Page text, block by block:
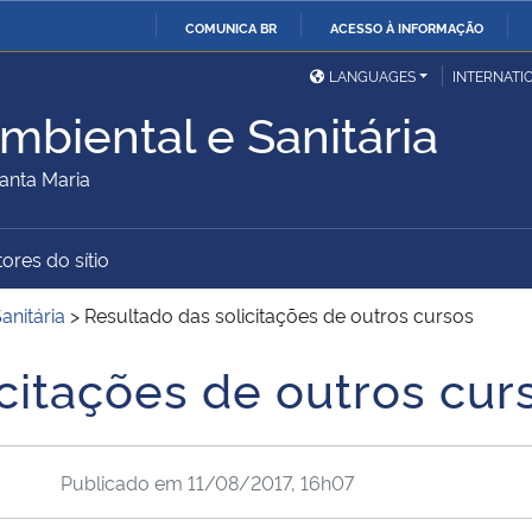
O
COMUNICA BR ACESSO À INFORMAÇÃO
Ministério da Defesa
Ministério das Relações
Exteriores
Ministério da Cidadania Ministério da Saúde
Ministério do
Desenvolvimento Regional
União
Advocacia-Geral da União Banco Central do Brasil
LANGUAGES
e Sanitária
Maria
do sítio
> Resultado das solicitações de outros cursos
de outros
Publicado em 11/08/2017, 16h07